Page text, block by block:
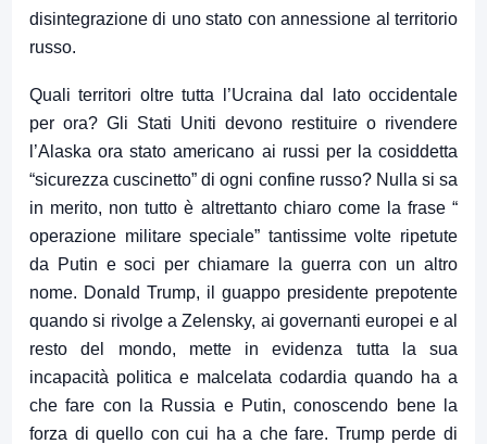
disintegrazione di uno stato con annessione al territorio
russo.
Quali territori oltre tutta l’Ucraina dal lato occidentale
per ora? Gli Stati Uniti devono restituire o rivendere
l’Alaska ora stato americano ai russi per la cosiddetta
“sicurezza cuscinetto” di ogni confine russo? Nulla si sa
in merito, non tutto è altrettanto chiaro come la frase “
operazione militare speciale” tantissime volte ripetute
da Putin e soci per chiamare la guerra con un altro
nome. Donald Trump, il guappo presidente prepotente
quando si rivolge a Zelensky, ai governanti europei e al
resto del mondo, mette in evidenza tutta la sua
incapacità politica e malcelata codardia quando ha a
che fare con la Russia e Putin, conoscendo bene la
forza di quello con cui ha a che fare. Trump perde di